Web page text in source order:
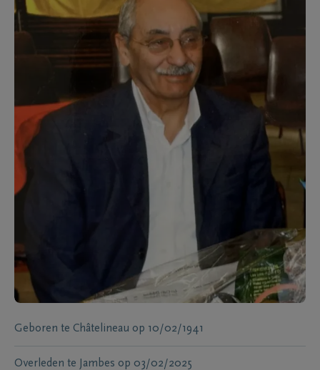
Geboren te Châtelineau op 10/02/1941
Overleden te Jambes op 03/02/2025